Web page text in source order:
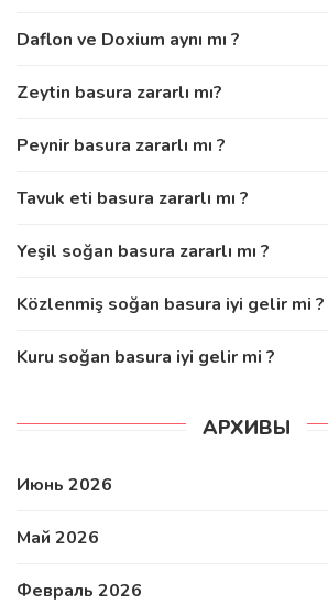
Daflon ve Doxium aynı mı ?
Zeytin basura zararlı mı?
Peynir basura zararlı mı ?
Tavuk eti basura zararlı mı ?
Yeşil soğan basura zararlı mı ?
Közlenmiş soğan basura iyi gelir mi ?
Kuru soğan basura iyi gelir mi ?
АРХИВЫ
Июнь 2026
Май 2026
Февраль 2026